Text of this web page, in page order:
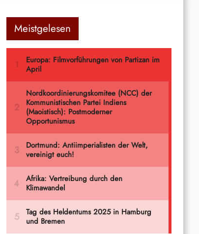
Meistgelesen